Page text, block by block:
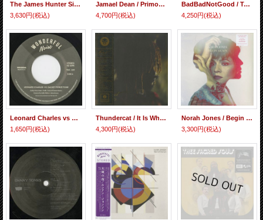
The James Hunter Six / With Love (LP)
3,630円(税込)
Jamael Dean / Primordial Waters
4,700円(税込)
BadBadNotGood / Talk Memory
4,250円(税込)
Leonard Charles vs Zackey Force Funk / EP
1,650円(税込)
Thundercat / It Is What It Is (Gatefold Jacket / Clear Vinyl)
4,300円(税込)
Norah Jones / Begin Again
3,300円(税込)